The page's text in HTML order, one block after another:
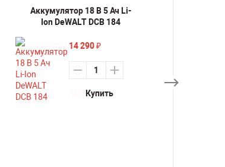
Аккумулятор 18 В 5 Ач Li-
Ion DeWALT DCB 184
14 290 ₽
Купить